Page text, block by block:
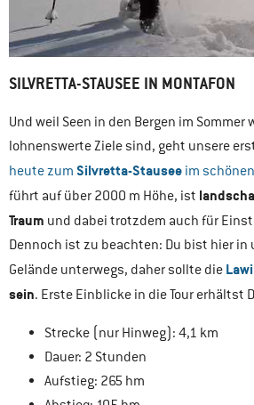
SILVRETTA-STAUSEE IN MONTAFON
Und weil Seen in den Bergen im Sommer
lohnenswerte Ziele sind, geht unsere
heute zum Silvretta-Stausee im
führt auf über 2000 m Höhe, ist
Traum und dabei trotzdem auch für
Dennoch ist zu beachten: Du bist hier in
Gelände unterwegs, daher sollte die
sein. Erste Einblicke in die Tour erhältst
Strecke (nur Hinweg): 4,1 km
Dauer: 2 Stunden
Aufstieg: 265 hm